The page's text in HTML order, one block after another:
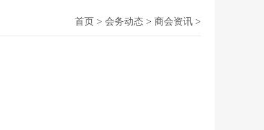
首页 > 会务动态 > 商会资讯 >